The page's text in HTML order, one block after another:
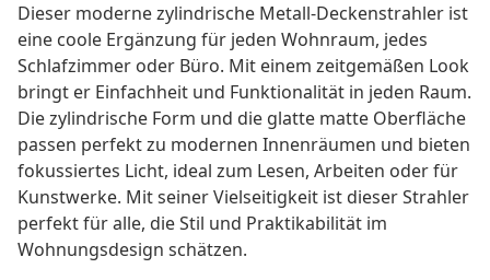
Dieser moderne zylindrische Metall-Deckenstrahler ist
eine coole Ergänzung für jeden Wohnraum, jedes
Schlafzimmer oder Büro. Mit einem zeitgemäßen Look
bringt er Einfachheit und Funktionalität in jeden Raum.
Die zylindrische Form und die glatte matte Oberfläche
passen perfekt zu modernen Innenräumen und bieten
fokussiertes Licht, ideal zum Lesen, Arbeiten oder für
Kunstwerke. Mit seiner Vielseitigkeit ist dieser Strahler
perfekt für alle, die Stil und Praktikabilität im
Wohnungsdesign schätzen.